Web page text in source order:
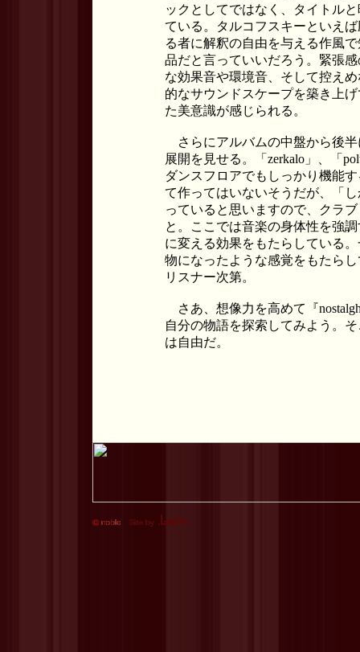
ックとしてではなく、タイトル
ている。タルコフスキーといえ
る者に解釈の自由を与える作風
品だと言っていいだろう。緊張
な効果音や環境音、そして控え
的なサウンドスケープを築き上
た美意識が感じられる。
さらにアルバムの中盤から後
展開を見せる。「zerkalo」、「
ダンスフロアでもしっかり機能
て作ってはいないそうだが、「
っていると思いますので、クラ
と。ここでは音楽の身体性を強
に変える効果をもたらしている
物になったような感覚をもたら
リスナー次第。
さあ、想像力を高めて『
自分の物語を探索してみよう。
は自由だ。